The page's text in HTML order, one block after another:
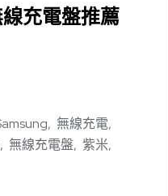
充電盤推薦
無線充電
無線充電盤 紫米